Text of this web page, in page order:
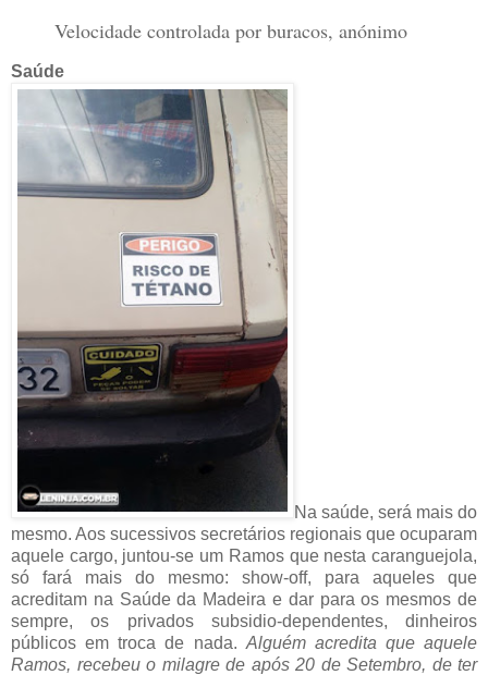
Velocidade controlada por buracos, anónimo
Saúde
Na saúde, será mais do
mesmo. Aos sucessivos secretários regionais que ocuparam
aquele cargo, juntou-se um Ramos que nesta caranguejola,
só fará mais do mesmo: show-off, para aqueles que
acreditam na Saúdeda Madeira e dar para os mesmos de
sempre, os privados subsidio-dependentes, dinheiros
públicos em troca de nada. Alguém acredita que aquele
Ramos, recebeu o milagre de após 20 de Setembro, de ter